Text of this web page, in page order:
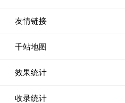
友情链接
千站地图
效果统计
收录统计